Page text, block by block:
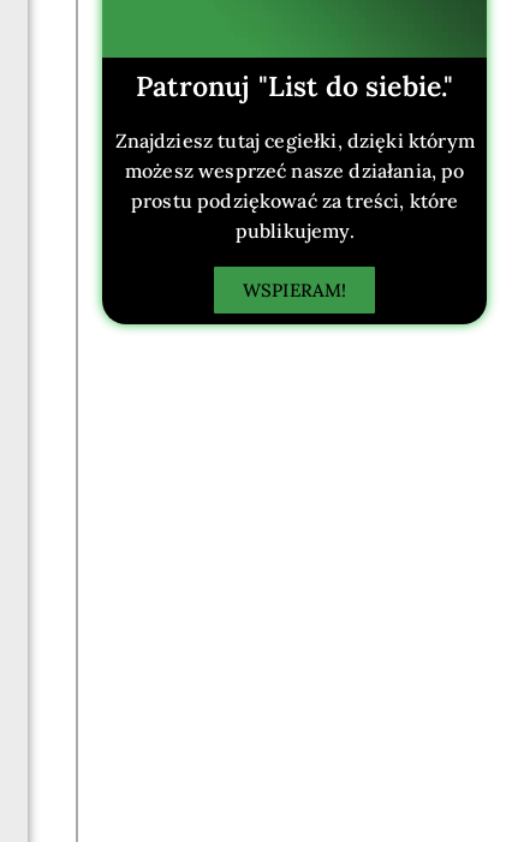
Patronuj "List do siebie."
Znajdziesz tutaj cegiełki, dzięki którym
możesz wesprzeć nasze działania, po
prostu podziękować za treści, które
publikujemy.
WSPIERAM!